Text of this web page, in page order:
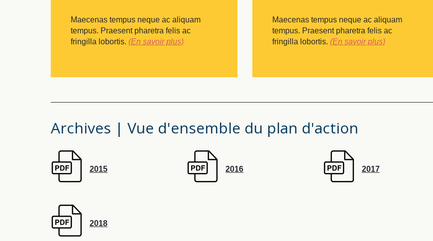
Maecenas tempus neque ac aliquam
tempus. Praesent pharetra felis ac
fringilla lobortis. (En savoir plus)
Maecenas tempus neque ac aliquam
tempus. Praesent pharetra felis ac
fringilla lobortis. (En savoir plus)
Archives | Vue d'ensemble du plan d'action
2015 2016 2017
2018